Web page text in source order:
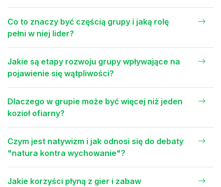
Co to znaczy być częścią grupy i jaką rolę
pełni w niej lider?
Jakie są etapy rozwoju grupy wpływające na
pojawienie się wątpliwości?
Dlaczego w grupie może być więcej niż jeden
kozioł ofiarny?
Czym jest natywizm i jak odnosi się do debaty
"natura kontra wychowanie"?
Jakie korzyści płyną z gier i zabaw